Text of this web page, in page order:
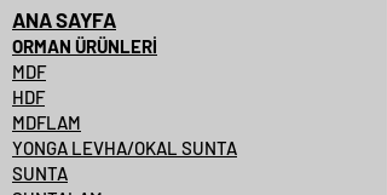
DARBEYE VE ÇİZİLMEYE KARŞI
YÜZEY DAYANIMI YÜKSEKTİR
SOLMAYA VE KİMYASALLARA
KARŞI DAYANIMLIDIR
PARLAKLIK
%99.99'A VARAN
ANA SAYFA
ORMAN ÜRÜNLERİ
MDF
HDF
MDFLAM
YONGA LEVHA/OKAL SUNTA
SUNTA